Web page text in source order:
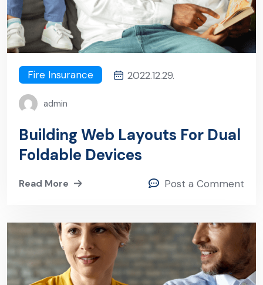
Fire Insurance 2022.12.29.
admin
Building Web Layouts For Dual
Foldable Devices
Read More Post a Comment